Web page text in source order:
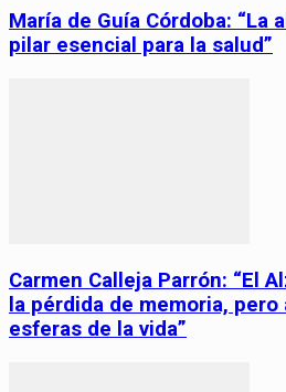
María de Guía Córdoba: “La
pilar esencial para la salud”
Carmen Calleja Parrón: “El
la pérdida de memoria,
esferas de la vida”